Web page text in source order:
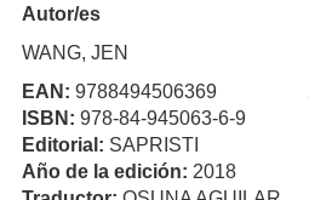
Autor/es
WANG, JEN
EAN: 9788494506369
ISBN: 978-84-945063-6-9
Editorial: SAPRISTI
Año de la edición: 2018